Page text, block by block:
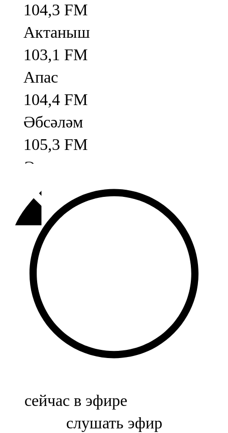
104,3 FM
Актаныш
103,1 FM
Апас
104,4 FM
Әбсәләм
105,3 FM
Әлмәт
92,9 FM
Базарлы матак
107,1 FM
Балык бистәсе
104,9 FM
Баулы
107,5 FM
Биләр
Болгар
сейчас в эфире
слушать эфир